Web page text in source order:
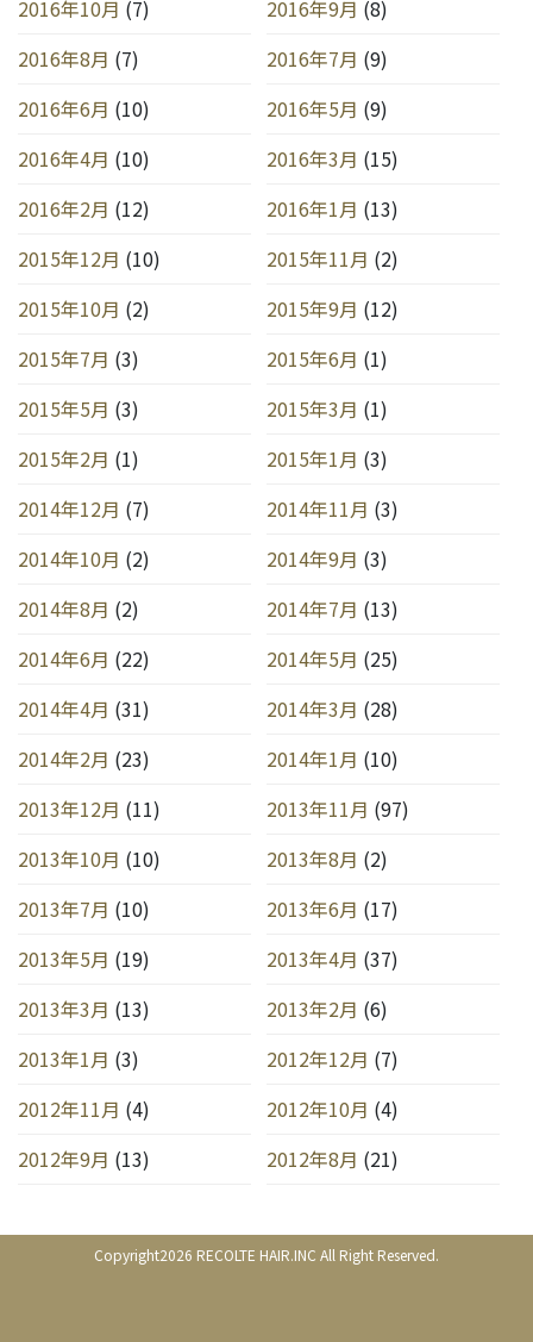
2016年10月 (7) 2016年9月 (8)
2016年8月 (7) 2016年7月 (9)
2016年6月 (10) 2016年5月 (9)
2016年4月 (10) 2016年3月 (15)
2016年2月 (12) 2016年1月 (13)
2015年12月 (10) 2015年11月 (2)
2015年10月 (2) 2015年9月 (12)
2015年7月 (3) 2015年6月 (1)
2015年5月 (3) 2015年3月 (1)
2015年2月 (1) 2015年1月 (3)
2014年12月 (7) 2014年11月 (3)
2014年10月 (2) 2014年9月 (3)
2014年8月 (2) 2014年7月 (13)
2014年6月 (22) 2014年5月 (25)
2014年4月 (31) 2014年3月 (28)
2014年2月 (23) 2014年1月 (10)
2013年12月 (11) 2013年11月 (97)
2013年10月 (10) 2013年8月 (2)
2013年7月 (10) 2013年6月 (17)
2013年5月 (19) 2013年4月 (37)
2013年3月 (13) 2013年2月 (6)
2013年1月 (3) 2012年12月 (7)
2012年11月 (4) 2012年10月 (4)
2012年9月 (13) 2012年8月 (21)
Copyright2026 RECOLTE HAIR.INC All Right Reserved.